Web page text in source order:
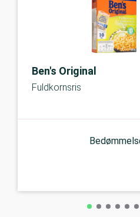
Ben's Original
Fuldkornsris